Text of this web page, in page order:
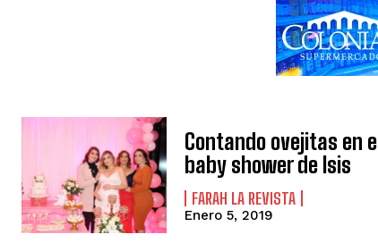
Contando ovejitas en el
baby shower de Isis
FARAH LA REVISTA
Enero 5, 2019